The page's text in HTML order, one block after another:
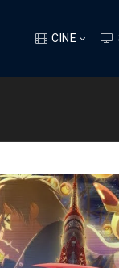
CINE